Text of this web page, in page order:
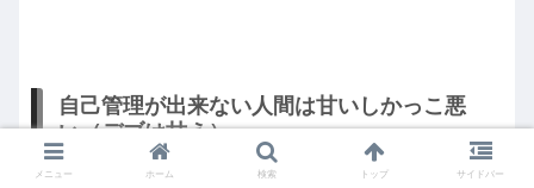
自己管理が出来ない人間は甘いしかっこ悪
い（デブは甘え）
メニュー ホーム 検索 トップ サイドバー